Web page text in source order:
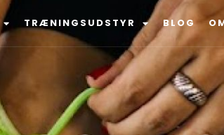
TRÆNINGSUDSTYR BLOG